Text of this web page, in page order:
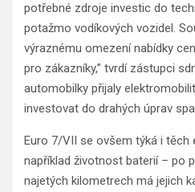
potřebné zdroje investic do
potažmo vodíkových vozidel.
výraznému omezení nabídky
pro zákazníky,” tvrdí zástupci
automobilky přijaly
investovat do drahých úprav
Euro 7/VII se ovšem týká i těch
například životnost baterií – po
najetých kilometrech má jejich